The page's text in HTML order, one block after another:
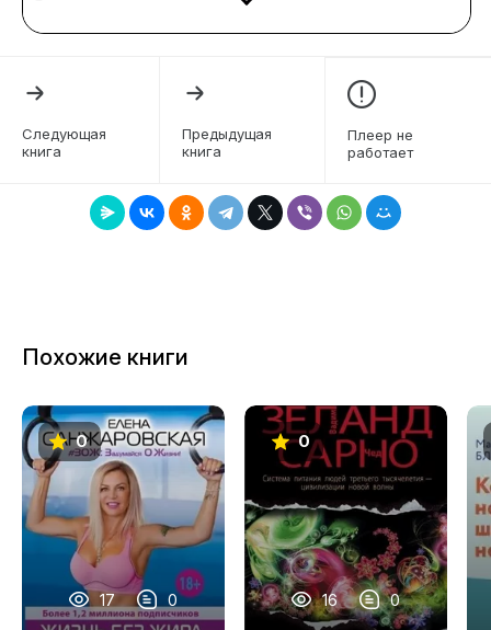
уже помогла 620 тысячам девушек и женщин.
косметологам, спортзалам и аптечным
Книга в твердой обложке. Не является
медицинским учебником. Любые рекомендации
4
7
12
13
14
15
16
18
Следующая
книга
Предыдущая
книга
Плеер не
работает
Похожие книги
0
17 0
0
16 0